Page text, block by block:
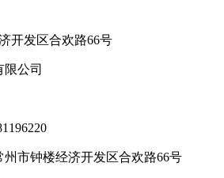
开发区合欢路66号
州市钟楼经济开发区合欢路66号